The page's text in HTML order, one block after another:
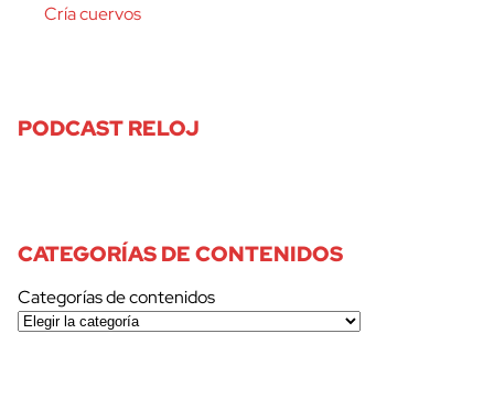
Cría cuervos
PODCAST RELOJ
CATEGORÍAS DE CONTENIDOS
Categorías de contenidos